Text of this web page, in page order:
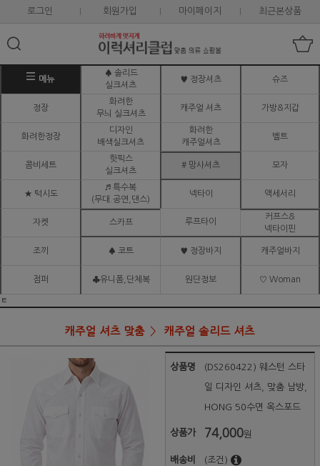
로그인 회원가입 마이페이지 최근본상품
메뉴
♠ 솔리드
실크셔츠
♥ 정장셔츠 슈즈
정장
화려한
무늬 실크셔츠
캐주얼 셔츠 가방&지갑
화려한정장
디자인
배색실크셔츠
화려한
캐주얼셔츠
벨트
콤비세트
핫픽스
실크셔츠
# 망사셔츠 모자
★ 턱시도
♬ 특수복
(무대.공연,댄스)
넥타이 액세서리
자켓 스카프 루프타이
커프스&
넥타이핀
조끼 ♠ 코트 ♥ 정장바지 캐주얼바지
점퍼 ♣유니폼,단체복 원단정보 ♡ Woman
ㅌ
캐주얼 셔츠 맞춤 캐주얼 솔리드 셔츠
상품명 (DS260422) 웨스턴 스타
일 디자인 셔츠, 맞춤 남방,
HONG 50수면 옥스포드
상품가 74,000원
배송비 (조건)